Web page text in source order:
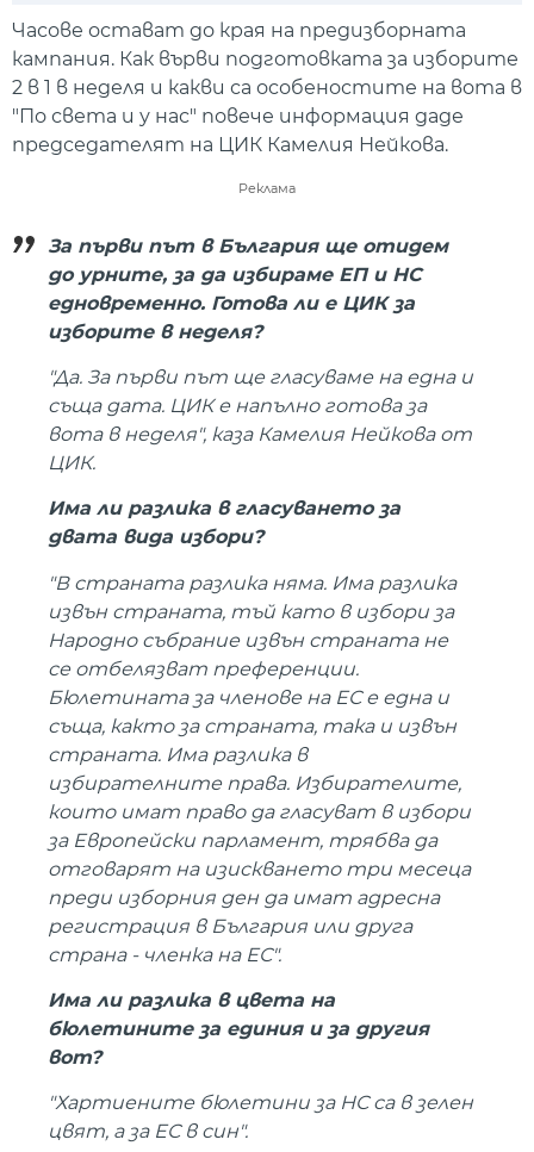
Часове остават до края на предизборната
кампания. Как върви подготовката за изборите
2 в 1 в неделя и какви са особеностите на вота в
"По света и у нас" повече информация даде
председателят на ЦИК Камелия Нейкова.
Реклама
За първи път в България ще отидем
до урните, за да избираме ЕП и НС
едновременно. Готова ли е ЦИК за
изборите в неделя?
"Да. За първи път ще гласуваме на една и
съща дата. ЦИК е напълно готова за
вота в неделя", каза Камелия Нейкова от
ЦИК.
Има ли разлика в гласуването за
двата вида избори?
"В страната разлика няма. Има разлика
извън страната, тъй като в избори за
Народно събрание извън страната не
се отбелязват преференции.
Бюлетината за членове на ЕС е една и
съща, както за страната, така и извън
страната. Има разлика в
избирателните права. Избирателите,
които имат право да гласуват в избори
за Европейски парламент, трябва да
отговарят на изискването три месеца
преди изборния ден да имат адресна
регистрация в България или друга
страна - членка на ЕС".
Има ли разлика в цвета на
бюлетините за единия и за другия
вот?
"Хартиените бюлетини за НС са в зелен
цвят, а за ЕС в син".